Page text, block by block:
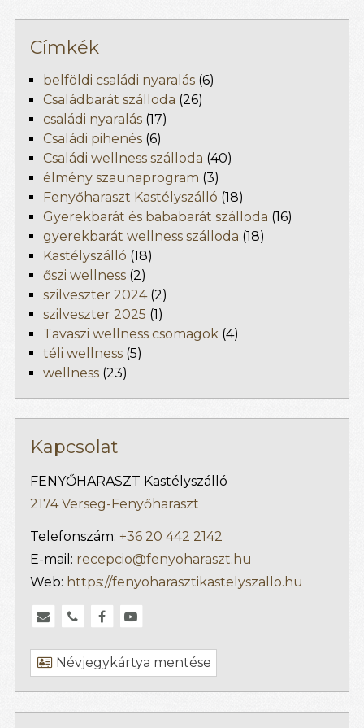
Címkék
belföldi családi nyaralás (6)
Családbarát szálloda (26)
családi nyaralás (17)
Családi pihenés (6)
Családi wellness szálloda (40)
élmény szaunaprogram (3)
Fenyőharaszt Kastélyszálló (18)
Gyerekbarát és bababarát szálloda (16)
gyerekbarát wellness szálloda (18)
Kastélyszálló (18)
őszi wellness (2)
szilveszter 2024(2)
szilveszter 2025 (1)
Tavaszi wellness csomagok (4)
téli wellness (5)
wellness (23)
Kapcsolat
FENYŐHARASZT Kastélyszálló
2174 Verseg-Fenyőharaszt
Telefonszám: +36 20 442 2142
E-mail: recepcio@fenyoharaszt.hu
Web: https://fenyoharasztikastelyszallo.hu
Névjegykártya mentése